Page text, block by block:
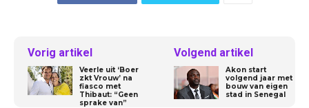
Vorig artikel
Veerle uit ‘Boer
zkt Vrouw’ na
fiasco met
Thibaut: “Geen
sprake van”
Volgend artikel
Akon start
volgend jaar met
bouw van eigen
stad in Senegal